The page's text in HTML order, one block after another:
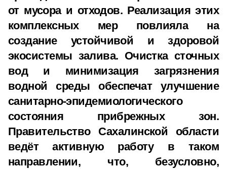
от мусора и отходов. Реализация этих
комплексных мер повлияла на
создание устойчивой и здоровой
экосистемы залива. Очистка сточных
вод и минимизация загрязнения
водной среды обеспечат улучшение
санитарно-эпидемиологического
состояния прибрежных зон.
Правительство Сахалинской области
ведёт активную работу в таком
направлении, что, безусловно,